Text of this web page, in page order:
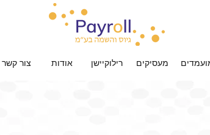
מעסיקים רילוקיישן אודות צור קשר